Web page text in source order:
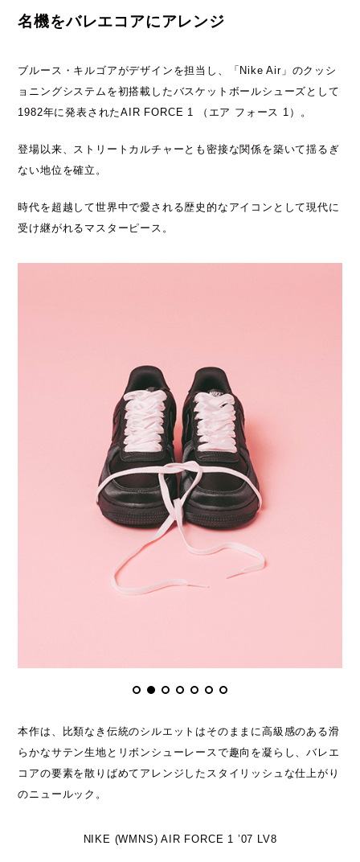
名機をバレエコアにアレンジ
ブルース・キルゴアがデザインを担当し、「Nike Air」のクッシ
ョニングシステムを初搭載したバスケットボールシューズとして
1982年に発表されたAIR FORCE 1 （エア フォース 1）。
登場以来、ストリートカルチャーとも密接な関係を築いて揺るぎ
ない地位を確立。
時代を超越して世界中で愛される歴史的なアイコンとして現代に
受け継がれるマスターピース。
本作は、比類なき伝統のシルエットはそのままに高級感のある滑
らかなサテン生地とリボンシューレースで趣向を凝らし、バレエ
コアの要素を散りばめてアレンジしたスタイリッシュな仕上がり
のニュールック。
NIKE (WMNS) AIR FORCE 1 ’07 LV8